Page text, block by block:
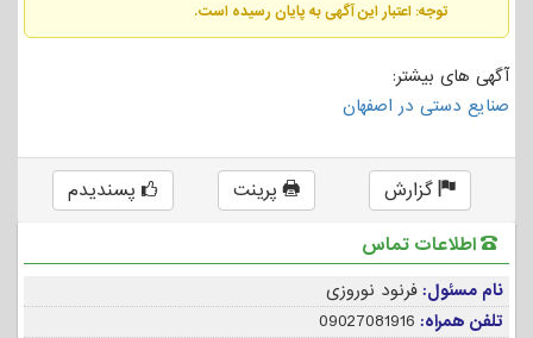
توجه: اعتبار این آگهی به پایان رسیده است.
آگهی های بیشتر:
صنایع دستی در اصفهان
گزارش پرینت
پسندیدم
اطلاعات تماس
نام مسئول:فرنود نوروزی
تلفن همراه: 09027081916